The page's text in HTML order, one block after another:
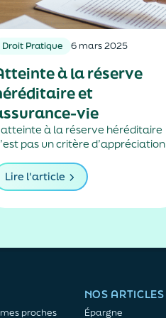
Droit Pratique 6 mars 2025
à la réserve
et
vie
à la réserve héréditaire
pas un critère d’appréciation
des primes.
Lire l'article
proches
NOS ARTICLES
Épargne